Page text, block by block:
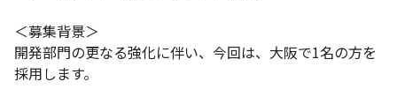
＜募集背景＞
開発部門の更なる強化に伴い、今回は、大阪で1名の方を
採用します。